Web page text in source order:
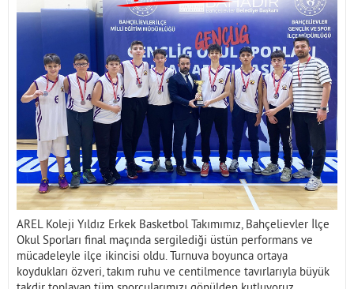
AREL Koleji Yıldız Erkek Basketbol Takımımız, Bahçelievler İlçe
Okul Sporları final maçında sergilediği üstün performans ve
mücadeleyle ilçe ikincisi oldu. Turnuva boyunca ortaya
koydukları özveri, takım ruhu ve centilmence tavırlarıyla büyük